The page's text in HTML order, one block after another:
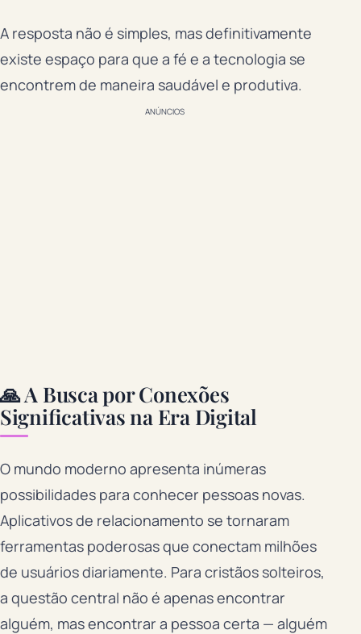
A resposta não é simples, mas definitivamente
existe espaço para que a fé e a tecnologia se
encontrem de maneira saudável e produtiva.
ANÚNCIOS
🙏 A Busca por Conexões
Significativas na Era Digital
O mundo moderno apresenta inúmeras
possibilidades para conhecer pessoas novas.
Aplicativos de relacionamento se tornaram
ferramentas poderosas que conectam milhões
de usuários diariamente. Para cristãos solteiros,
a questão central não é apenas encontrar
alguém, mas encontrar a pessoa certa — alguém